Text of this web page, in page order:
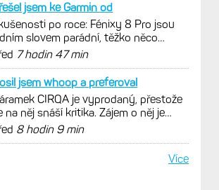
jsem ke Garmin od
po roce: Fénixy 8 Pro jsou
slovem parádní, těžko něco
Ale ta nositelnost
7 hodin 47 min
jsem whoop a preferoval
CIRQA je vyprodaný, přestože
na něj snáší kritika. Zájem o něj je
8 hodin 9 min
Více